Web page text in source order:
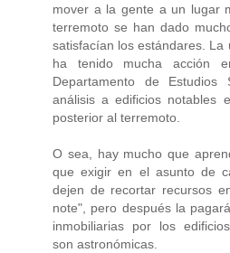
mover a la gente a un lugar
terremoto se han dado
satisfacían los estándares.
ha tenido mucha acción
Departamento de Estudios
análisis a edificios notables
posterior al terremoto.
O sea, hay mucho que
que exigir en el asunto de
dejen de recortar recursos
note", pero después la
inmobiliarias por los
son astronómicas.